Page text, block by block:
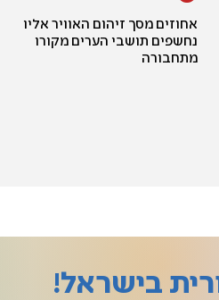
אחוזים מסך זיהום האוויר אליו
נחשפים תושבי הערים מקורו
מתחבורה
בישראל!